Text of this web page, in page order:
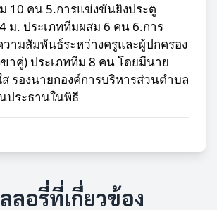
10 คน 5.การแข่งขันยิงประตู
ม. ประเภททีมผสม 6 คน 6.การ
ามสัมพันธ์ระหว่างครูและผู้ปกครอง
าคู่) ประเภททีม 8 คน โดยมีนาย
รองนายกองค์การบริหารส่วนตำบล
ประธานในพิธี
ลอรี่ที่เกี่ยวข้อง